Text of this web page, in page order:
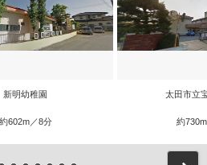
新明幼稚園
約602m／8分
太田市立
約